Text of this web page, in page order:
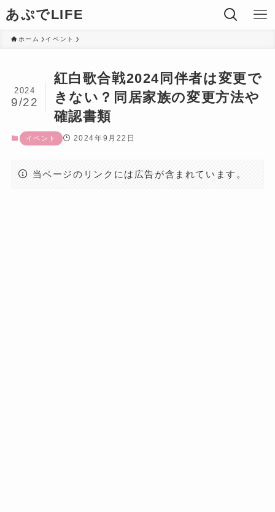
あぷでLIFE
ホーム イベント
紅白歌合戦2024同伴者は変更で
きない？同居家族の変更方法や
確認書類
2024
9/22
イベント 2024年9月22日
当ページのリンクには広告が含まれています。